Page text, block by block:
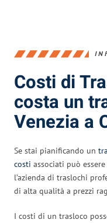
Costi di
costa un
Venezia a
Se stai pianificando un
costi associati può
l’azienda di traslochi
di alta qualità a prezzi
I costi di un trasloco